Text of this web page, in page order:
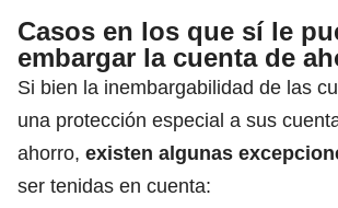
Casos en los que sí le
embargar la cuenta de
Si bien la inembargabilidad de las
una protección especial a sus
ahorro, existen algunas
ser tenidas en cuenta: